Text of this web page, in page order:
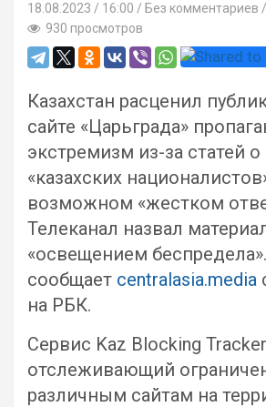
18.08.2023 16:00 / Без комментариев
930 просмотров
Казахстан расценил
сайте «Царьграда»
экстремизм из-за статей
«казахских
возможном «жестком
Телеканал назвал
«освещением
сообщает centralasia.media
на РБК.
Сервис Kaz Blocking
отслеживающий
различным сайтам на